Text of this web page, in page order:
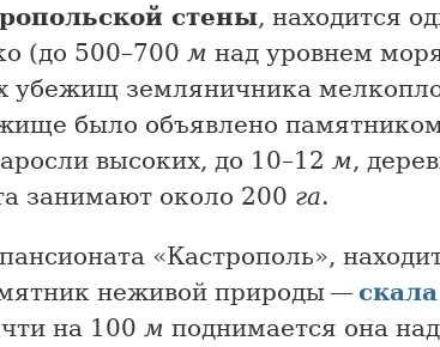
стены, находится
(до 500–700 м над уровнем
убежищ земляничника
было объявлено
высоких, до 10–12 м,
занимают около 200 га.
«Кастрополь»,
неживой природы —скала
на 100 м поднимается она